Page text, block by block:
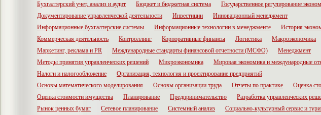
Бухгалтерский учет, анализ и аудит
Бюджет и бюджетная система
Государственное регулирование
Документирование управленческой деятельности
Инвестиции
Инновационный менеджмент
Информационные бухгалтерские системы
Информационные технологии в менеджменте
История
Коммерческая деятельность
Контроллинг Корпоративные финансы Логистика
Макроэкономика
Маркетинг, реклама и PR
Международные стандарты финансовой отчетности (МСФО)
Менеджмент
Методы принятия управленческих решений
Микроэкономика
Мировая экономика и международные
Налоги и налогообложение
Организация, технология и проектирование предприятий
Основы математического моделирования
Основы организации труда Отчеты по практике
Оценка
Оценка стоимости имущества
Планирование Предпринимательство
Разработка управленческих
Рынок ценных бумаг
Сетевое планирование Системный анализ
Социально-культурный сервис и